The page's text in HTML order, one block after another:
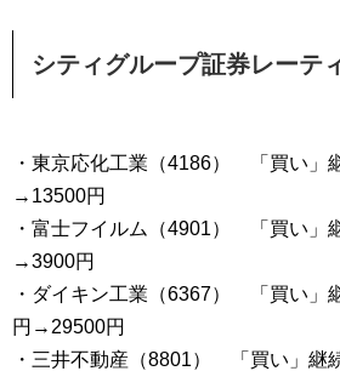
シティグループ証券レーテ
・東京応化工業（4186） 「買い
→13500円
・富士フイルム（4901） 「買い
→3900円
・ダイキン工業（6367） 「買い
円→29500円
・三井不動産（8801） 「買い」継